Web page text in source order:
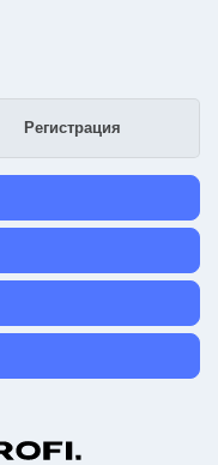
Регистрация